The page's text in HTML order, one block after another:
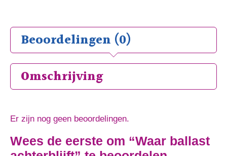
Beoordelingen (0)
Omschrijving
Er zijn nog geen beoordelingen.
Wees de eerste om “Waar ballast